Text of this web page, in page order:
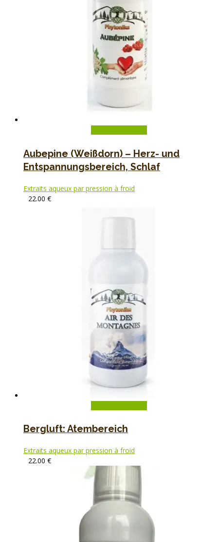
Aubepine (Weißdorn) – Herz- und
Entspannungsbereich, Schlaf
Extraits aqueux par pression à froid
22.00 €
Bergluft: Atembereich
Extraits aqueux par pression à froid
22.00 €